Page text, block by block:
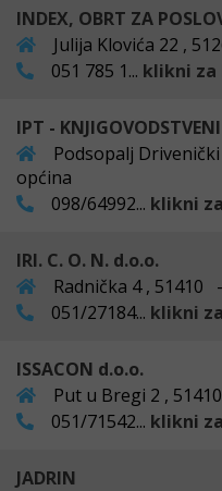
INDEX, OBRT ZA
Julija Klovića 22 ,
051 785 1... klikni za
IPT -
Podsopalj
općina
098/64992... klikni
IRI. C. O. N. d.o.o.
Radnička 4 ,
051/27184... klikni
ISSACON d.o.o.
Put u Bregi 2 ,
051/71542... klikni
JADRIN